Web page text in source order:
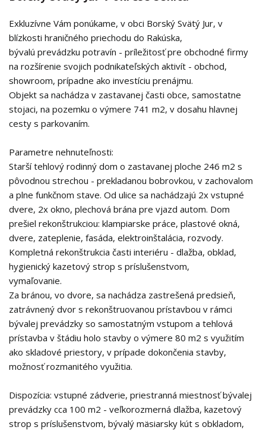
Exkluzívne Vám ponúkame, v obci Borský Svätý Jur, v
blízkosti hraničného priechodu do Rakúska,
bývalú prevádzku potravín - príležitosť pre obchodné firmy
na rozšírenie svojich podnikateľských aktivít - obchod,
showroom, prípadne ako investíciu prenájmu.
Objekt sa nachádza v zastavanej časti obce, samostatne
stojaci, na pozemku o výmere 741 m2, v dosahu hlavnej
cesty s parkovaním.
Parametre nehnuteľnosti:
Starší tehlový rodinný dom o zastavanej ploche 246 m2 s
pôvodnou strechou - prekladanou bobrovkou, v zachovalom
a plne funkčnom stave. Od ulice sa nachádzajú 2x vstupné
dvere, 2x okno, plechová brána pre vjazd autom. Dom
prešiel rekonštrukciou: klampiarske práce, plastové okná,
dvere, zateplenie, fasáda, elektroinštalácia, rozvody.
Kompletná rekonštrukcia časti interiéru - dlažba, obklad,
hygienický kazetový strop s príslušenstvom,
vymaľovanie.
Za bránou, vo dvore, sa nachádza zastrešená predsieň,
zatrávnený dvor s rekonštruovanou prístavbou v rámci
bývalej prevádzky so samostatným vstupom a tehlová
prístavba v štádiu holo stavby o výmere 80 m2 s využitím
ako skladové priestory, v prípade dokončenia stavby,
možnosť rozmanitého využitia.
Dispozícia: vstupné zádverie, priestranná miestnosť bývalej
prevádzky cca 100 m2 - veľkorozmerná dlažba, kazetový
strop s príslušenstvom, bývalý mäsiarsky kút s obkladom,